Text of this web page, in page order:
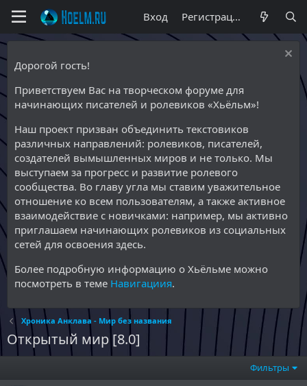
Вход Регистрация
Дорогой гость!
Приветствуем Вас на творческом форуме для
начинающих писателей и ролевиков «Хьёльм»!
Наш проект призван объединить текстовиков
различных направлений: ролевиков, писателей,
создателей вымышленных миров и не только. Мы
выступаем за прогресс и развитие ролевого
сообщества. Во главу угла мы ставим уважительное
отношение ко всем пользователям, а также активное
взаимодействие с новичками: например, мы активно
приглашаем начинающих ролевиков из социальных
сетей для освоения здесь.
Более подробную информацию о Хьёльме можно
посмотреть в теме Навигациия.
Хроника Анклава - Мир без названия
Открытый мир [8.0]
Фильтры